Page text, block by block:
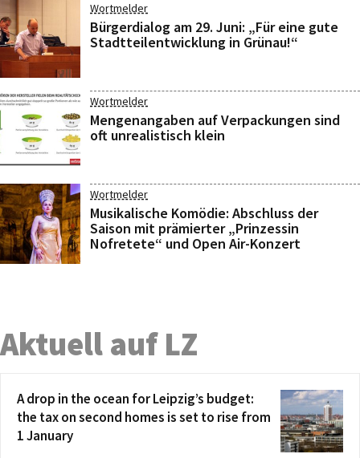
Wortmelder
Bürgerdialog am 29. Juni: „Für eine gute
Stadtteilentwicklung in Grünau!“
Wortmelder
Mengenangaben auf Verpackungen sind
oft unrealistisch klein
Wortmelder
Musikalische Komödie: Abschluss der
Saison mit prämierter „Prinzessin
Nofretete“ und Open Air-Konzert
Aktuell auf LZ
A drop in the ocean for Leipzig’s budget:
the tax on second homes is set to rise from
1 January